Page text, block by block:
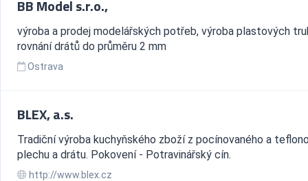
BB Model s.r.o.,
výroba a prodej modelářských potřeb, výroba plastových
rovnání drátů do průměru 2 mm
Ostrava
BLEX, a.s.
Tradiční výroba kuchyňského zboží z pocínovaného a
plechu a drátu. Pokovení - Potravinářský cín.
http://www.blex.cz